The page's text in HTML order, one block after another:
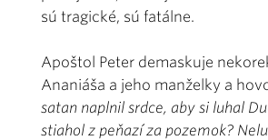
sú tragické, sú fatálne.
Apoštol Peter demaskuje
Ananiáša a jeho manželky a
satan naplnil srdce, aby si luhal
stiahol z peňazí za pozemok?